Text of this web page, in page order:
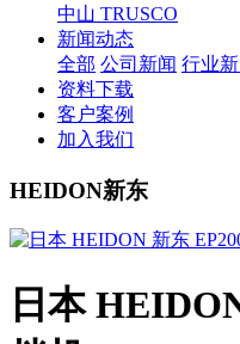
中山 TRUSCO
新闻动态
全部 公司新闻 行业
资料下载
客户案例
加入我们
HEIDON新东
日本